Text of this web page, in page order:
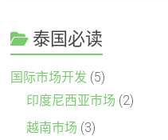
泰国必读
国际市场开发 (5)
印度尼西亚市场 (2)
越南市场 (3)